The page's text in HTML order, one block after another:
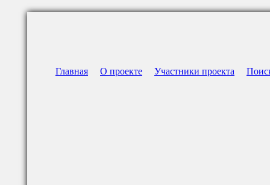
Главная О проекте Участники проекта